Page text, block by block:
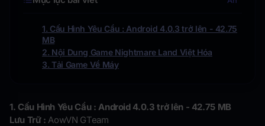
1. Cấu Hình Yêu Cầu : Android 4.0.3 trở lên - 42.75
MB
2. Nội Dung Game Nightmare Land Việt Hóa
3. Tải Game Về Máy
1. Cấu Hình Yêu Cầu : Android 4.0.3 trở lên - 42.75 MB
Lưu Trữ : AowVN GTeam